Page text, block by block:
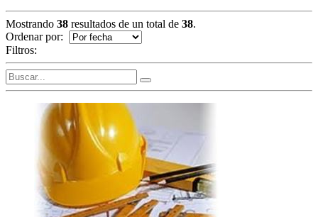
Mostrando 38 resultados de un total de 38.
Ordenar por:
Filtros: